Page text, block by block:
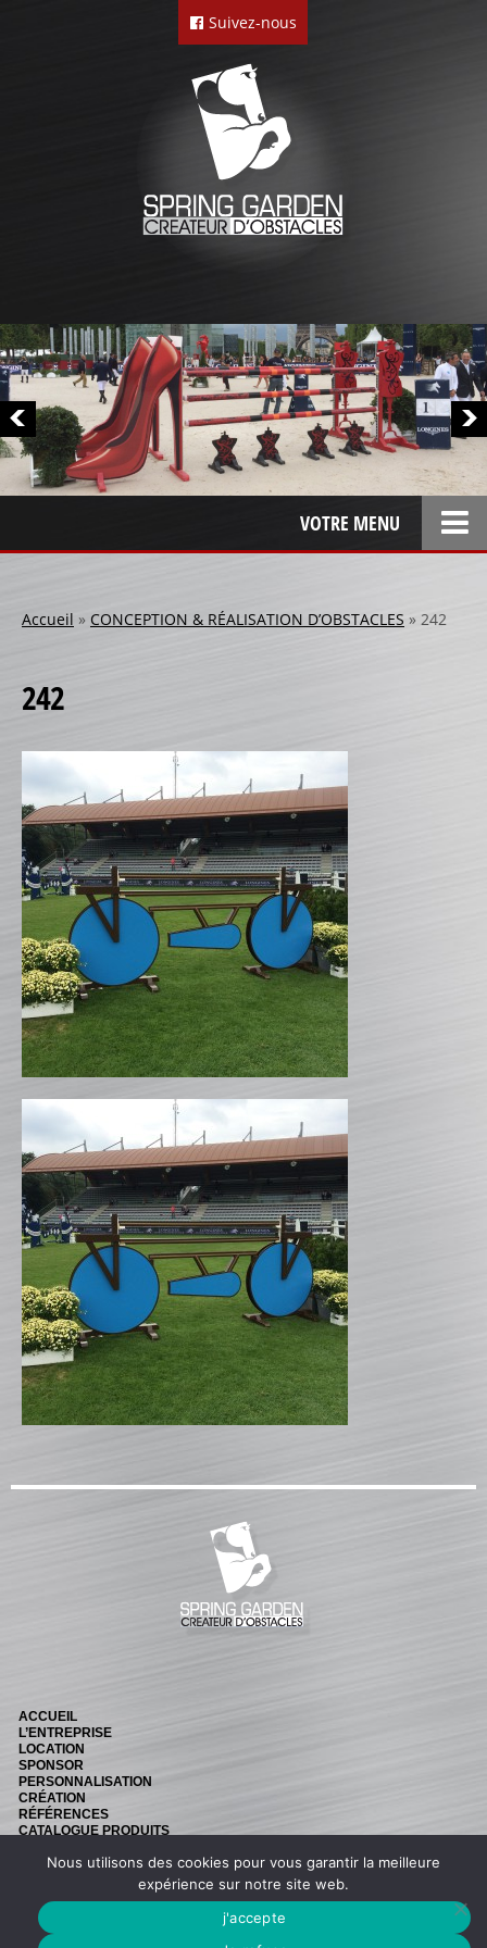
Suivez-nous
VOTRE MENU
SPONSOR
SPONSORS 2
SPONSORS 3
PERSONNALISATION
RÉALISATIONS SPÉCIALES
CRÉATION
RÉFÉRENCES
CATALOGUE PRODUITS
CHANDELIER
Gamme Classique
Gamme Aluminium
BARRES
Barre hors coeur
Barre carrée
Barre octogonale
Capuchons
ECHELLES ET PALANQUES
Echelles
Palanques
Barrières de pied
CAVALETTI
ACCESSOIRES
RIVIÈRES ET BIDETS
Rivières
LOTS D’OBSTACLES
Accueil » CONCEPTION & RÉALISATION D’OBSTACLES » 242
242
ACCUEIL
L’ENTREPRISE
LOCATION
SPONSOR
PERSONNALISATION
CRÉATION
RÉFÉRENCES
CATALOGUE PRODUITS
CONTACT
Retouvez nous sur Facebook
Nous utilisons des cookies pour vous garantir la meilleure
expérience sur notre site web.
j'accepte